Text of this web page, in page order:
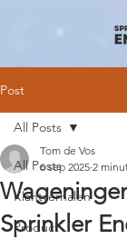
Post
All Posts
Klantverhalen
Product
All Posts
Sprinkler
Tom de Vos
6 sep 2025 2